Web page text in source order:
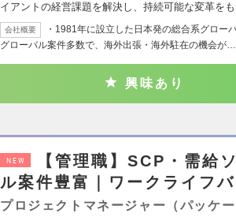
イアントの経営課題を解決し、持続可能な変革を
会社概要
・1981年に設立した日本発の総合系グロー
グローバル案件多数で、海外出張・海外駐在の機会が…
興味あり
NEW
【管理職】SCP・需給
ル案件豊富｜ワークライフ
プロジェクトマネージャー（パッケ